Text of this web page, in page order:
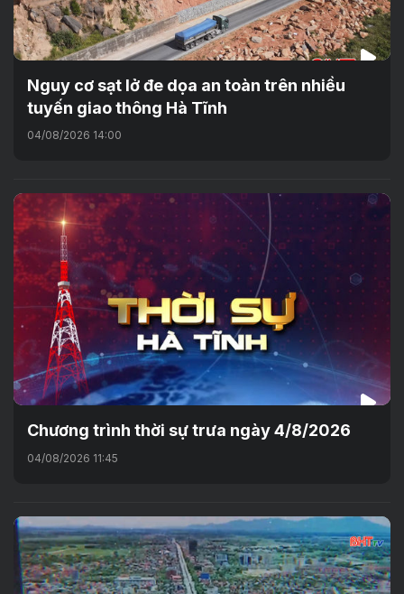
Nguy cơ sạt lở đe dọa an toàn trên nhiều
tuyến giao thông Hà Tĩnh
04/08/2026 14:00
Chương trình thời sự trưa ngày 4/8/2026
04/08/2026 11:45